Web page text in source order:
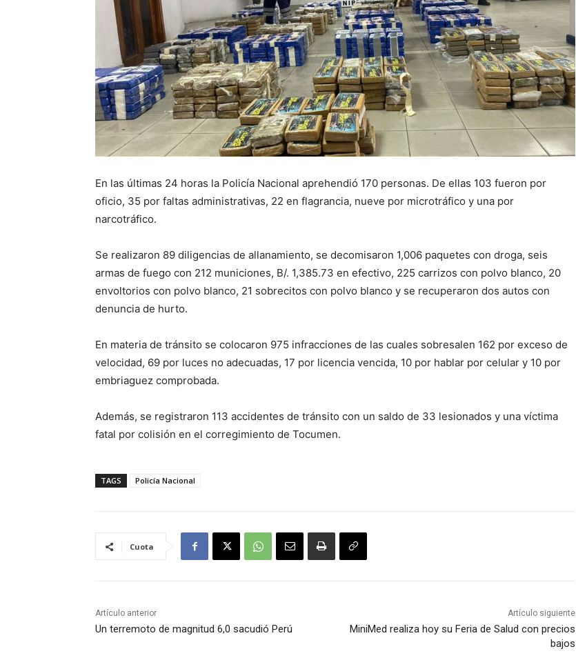
En las últimas 24 horas la Policía Nacional aprehendió 170 personas. De ellas 103 fueron por
oficio, 35 por faltas administrativas, 22 en flagrancia, nueve por microtráfico y una por
narcotráfico.
Se realizaron 89 diligencias de allanamiento, se decomisaron 1,006 paquetes con droga, seis
armas de fuego con 212 municiones, B/. 1,385.73 en efectivo, 225 carrizos con polvo blanco, 20
envoltorios con polvo blanco, 21 sobrecitos con polvo blanco y se recuperaron dos autos con
denuncia de hurto.
En materia de tránsito se colocaron 975 infracciones de las cuales sobresalen 162 por exceso de
velocidad, 69 por luces no adecuadas, 17 por licencia vencida, 10 por hablar por celular y 10 por
embriaguez comprobada.
Además, se registraron 113 accidentes de tránsito con un saldo de 33 lesionados y una víctima
fatal por colisión en el corregimiento de Tocumen.
TAGS Policía Nacional
Cuota
Artículo anterior
Un terremoto de magnitud 6,0 sacudió Perú
Artículo siguiente
MiniMed realiza hoy su Feria de Salud con precios
bajos